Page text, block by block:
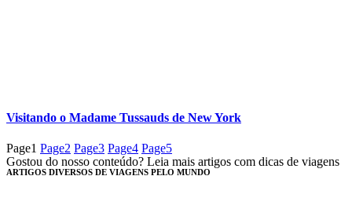
Visitando o Madame Tussauds de New York
Page1 Page2 Page3 Page4 Page5
Gostou do nosso conteúdo? Leia mais artigos com dicas de viagens
ARTIGOS DIVERSOS DE VIAGENS PELO MUNDO​